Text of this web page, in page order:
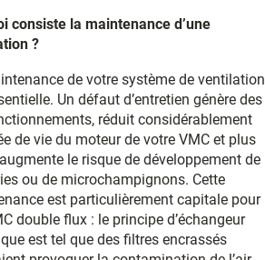
consiste la maintenance d’une
?
de votre système de ventilation
Un défaut d’entretien génère des
réduit considérablement
de vie du moteur de votre VMC et plus
le risque de développement de
ou de microchampignons. Cette
est particulièrement capitale pour
double flux : le principe d’échangeur
est tel que des filtres encrassés